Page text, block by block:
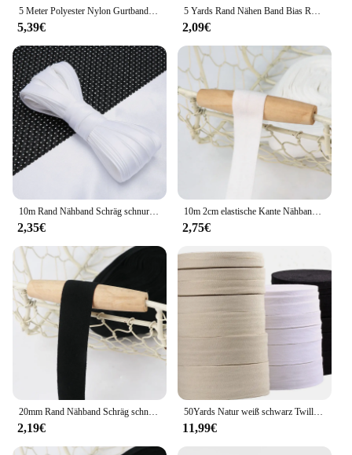
5 Meter Polyester Nylon Gurtband 20–50 mm dekoratives Band Band Rucksack Taschengurt Hundehalsband Schrägbindung Nähzubehör
5,39€
5 Yards Rand Nähen Band Bias Rohrleitungen Schnur Seil Für DIY Patchwork Garment Nähen Herstellung Und Trimmen Home Textil
2,09€
10m Rand Nähband Schräg schnur Seil für DIY Patchwork Kleidungs stück Nähen machen und Trimmen Heim textilien
2,35€
10m 2cm elastische Kante Nähband Schräg binde bänder Paspel schnur Seil über Bänder falten für DIY Kleidungs stück Patchwork Näh besatz
2,75€
2,19€
50Yards Natur weiß schwarz Twill Baumwoll band Gurtband Schräg band für Tasche Heim textilien hand gefertigt Handwerk 10/15/20/25/30/40mm Breite
11,99€